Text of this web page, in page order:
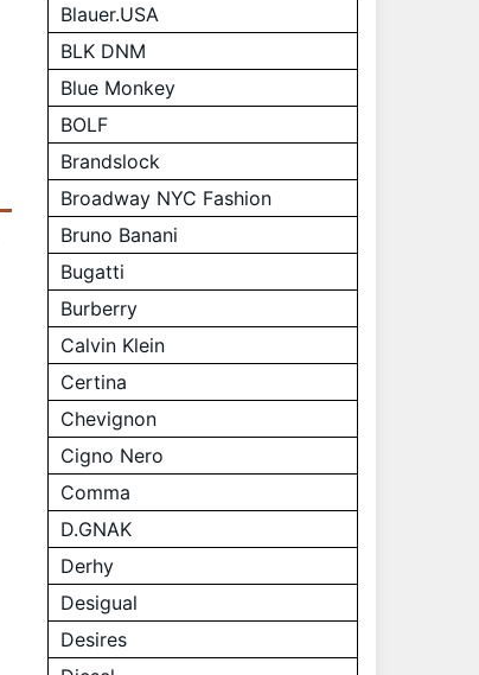
Blauer.USA
BLK DNM
Blue Monkey
BOLF
Brandslock
Broadway NYC Fashion
Bruno Banani
Bugatti
Burberry
Calvin Klein
Certina
Chevignon
Cigno Nero
Comma
D.GNAK
Derhy
Desigual
Desires